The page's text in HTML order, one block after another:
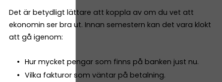
Det är betydligt lättare att koppla av om du vet att
ekonomin ser bra ut. Innan semestern kan det vara klokt
att gå igenom:
Hur mycket pengar som finns på banken just nu.
Vilka fakturor som väntar på betalning.